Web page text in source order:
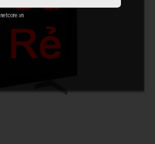
netcore.vn